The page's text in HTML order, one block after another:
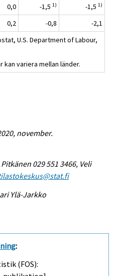
0,0 -1,5 1) -1,5 1)
0,2 -0,8
-2,1
U.S. Department of Labour,
variera mellan länder.
november.
029 551 3466, Veli
Ylä-Jarkko
:
(FOS):